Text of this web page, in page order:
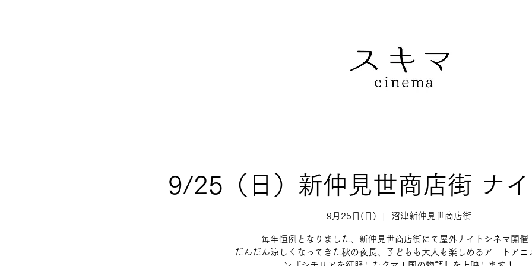
9/25（日）新仲見世商店街 ナ
9月25日(日) 沼津新仲見世商店街
毎年恒例となりました、新仲見世商店街にて屋外ナイトシネマ開催
だんだん涼しくなってきた秋の夜長、子どもも大人も楽しめるアートアニ